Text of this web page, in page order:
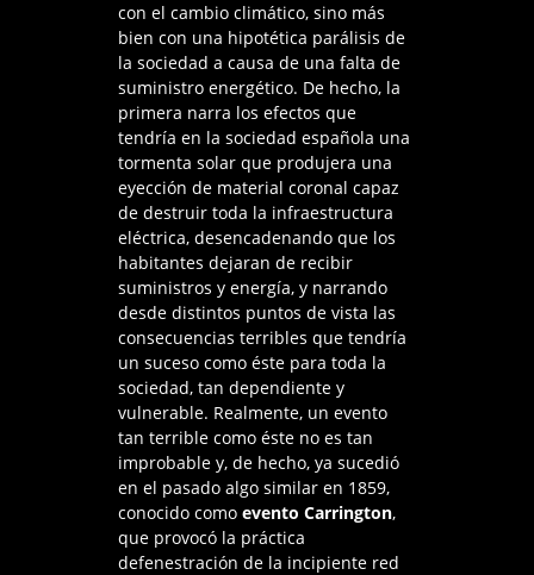
con el cambio climático, sino más
bien con una hipotética parálisis de
la sociedad a causa de una falta de
suministro energético. De hecho, la
primera narra los efectos que
tendría en la sociedad española una
tormenta solar que produjera una
eyección de material coronal capaz
de destruir toda la infraestructura
eléctrica, desencadenando que los
habitantes dejaran de recibir
suministros y energía, y narrando
desde distintos puntos de vista las
consecuencias terribles que tendría
un suceso como éste para toda la
sociedad, tan dependiente y
vulnerable. Realmente, un evento
tan terrible como éste no es tan
improbable y, de hecho, ya sucedió
en el pasado algo similar en 1859,
conocido como evento Carrington,
que provocó la práctica
defenestración de la incipiente red